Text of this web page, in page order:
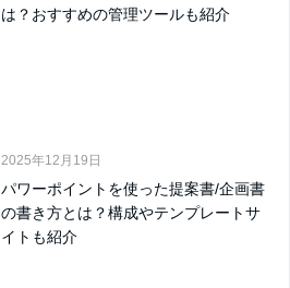
は？おすすめの管理ツールも紹介
2025年12月19日
パワーポイントを使った提案書/企画書
の書き方とは？構成やテンプレートサ
イトも紹介